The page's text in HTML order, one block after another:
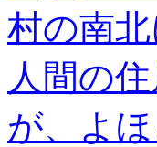
村の南
人間の
が、よ